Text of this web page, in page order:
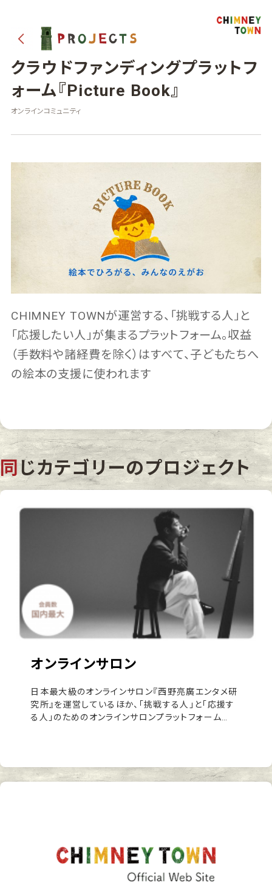
クラウドファンディングプラットフ
ォーム『Picture Book』
オンラインコミュニティ
CHIMNEY TOWNが運営する、「挑戦する人」と
「応援したい人」が集まるプラットフォーム。収益
（手数料や諸経費を除く）はすべて、子どもたちへ
の絵本の支援に使われます
同じカテゴリーのプロジェクト
オンラインサロン
日本最大級のオンラインサロン『西野亮廣エンタメ研
究所』を運営しているほか、「挑戦する人」と「応援す
る人」のためのオンラインサロンプラットフォーム